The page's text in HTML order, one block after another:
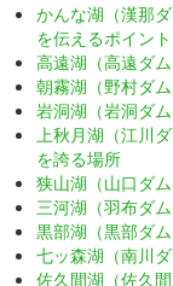
かんな湖（漢那
を伝えるポイント
高遠湖（高遠ダ
朝霧湖（野村ダ
岩洞湖（岩洞ダ
上秋月湖（江川
を誇る場所
狭山湖（山口ダ
三河湖（羽布ダ
黒部湖（黒部ダ
七ッ森湖（南川
佐久間湖（佐久